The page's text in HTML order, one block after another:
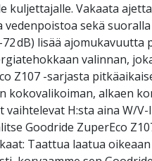
kuljettajalle. Vakaata
vedenpoistoa sekä
dB) lisää
valinnan,
Z107 -sarjasta
kokovalikoiman, alkaen
vaihtelevat H:sta aina W/
Goodride ZuperEco
Taattua laatua